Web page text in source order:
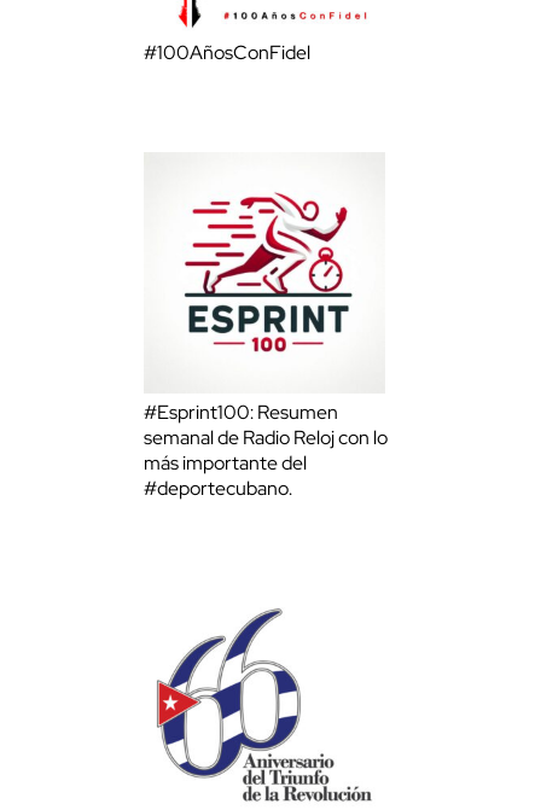
#100AñosConFidel
#Esprint100: Resumen
semanal de Radio Reloj con lo
más importante del
#deportecubano.